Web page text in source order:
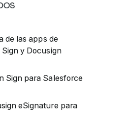
de las apps de
y Docusign
Sign para Salesforce
eSignature para